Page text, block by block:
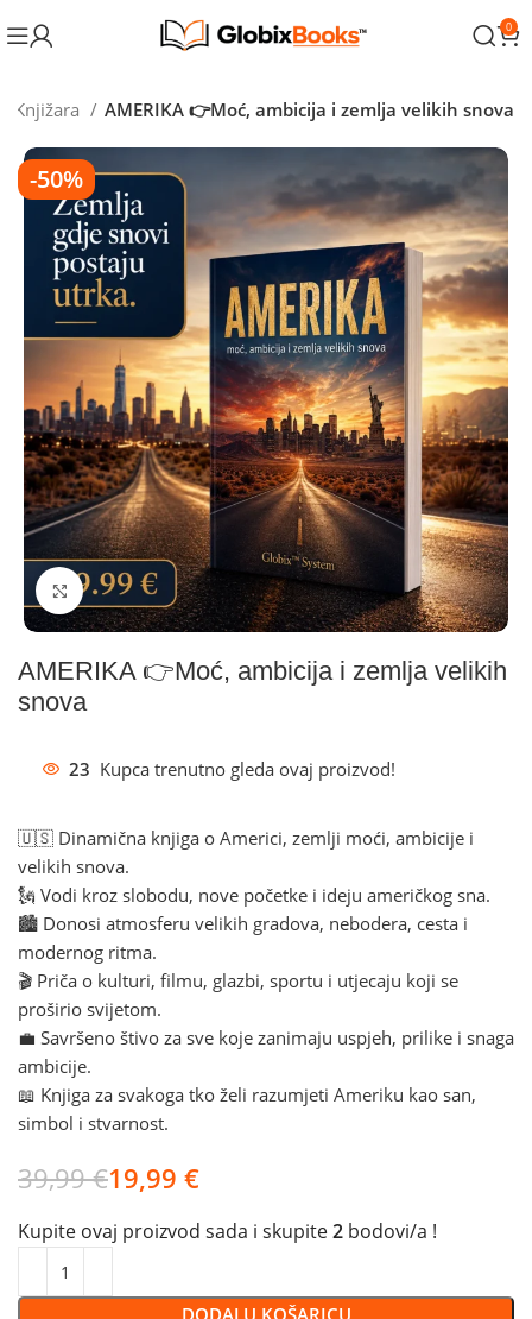
0
Knjižara AMERIKA 👉Moć, ambicija i zemlja velikih snova
-50%
Klikni za povećanje
AMERIKA 👉Moć, ambicija i zemlja velikih
snova
23 Kupca trenutno gleda ovaj proizvod!
🇺🇸 Dinamična knjiga o Americi, zemlji moći, ambicije i
velikih snova.
🗽 Vodi kroz slobodu, nove početke i ideju američkog sna.
🏙️ Donosi atmosferu velikih gradova, nebodera, cesta i
modernog ritma.
🎬 Priča o kulturi, filmu, glazbi, sportu i utjecaju koji se
proširio svijetom.
💼 Savršeno štivo za sve koje zanimaju uspjeh, prilike i snaga
ambicije.
📖 Knjiga za svakoga tko želi razumjeti Ameriku kao san,
simbol i stvarnost.
39,99€19,99 €
Kupite ovaj proizvod sada i skupite2 bodovi/a !
DODAJ U KOŠARICU